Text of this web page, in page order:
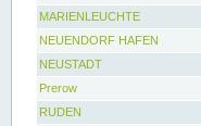
MARIENLEUCHTE
NEUENDORF HAFEN
NEUSTADT
Prerow
RUDEN